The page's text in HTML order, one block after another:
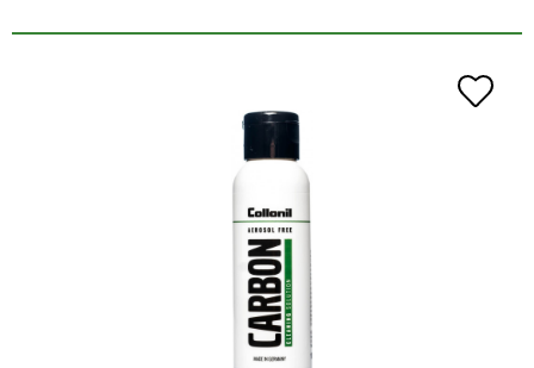
Nettoyage liquide pour la
gymnastique et les chaussures
de sport
Nettoyant tout-rond puissant